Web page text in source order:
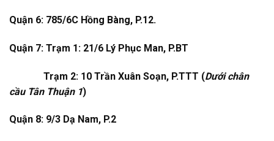
Quận 6: 785/6C Hồng Bàng, P.12.
Quận 7: Trạm 1: 21/6 Lý Phục Man, P.BT
Trạm 2: 10 Trần Xuân Soạn, P.TTT (Dưới chân
cầu Tân Thuận 1)
Quận 8: 9/3 Dạ Nam, P.2